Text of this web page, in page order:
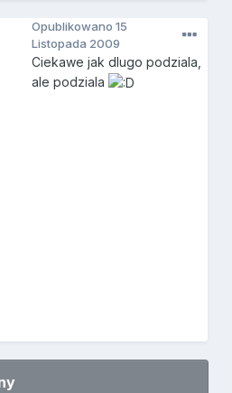
Opublikowano15
Listopada 2009
Ciekawe jak dlugo podziala,
ale podziala